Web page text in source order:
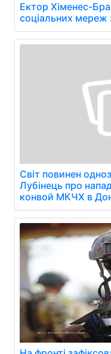
Ектор Хіменес-
соціальних мереж
Світ повинен
Лубінець про
конвой МКЧХ в